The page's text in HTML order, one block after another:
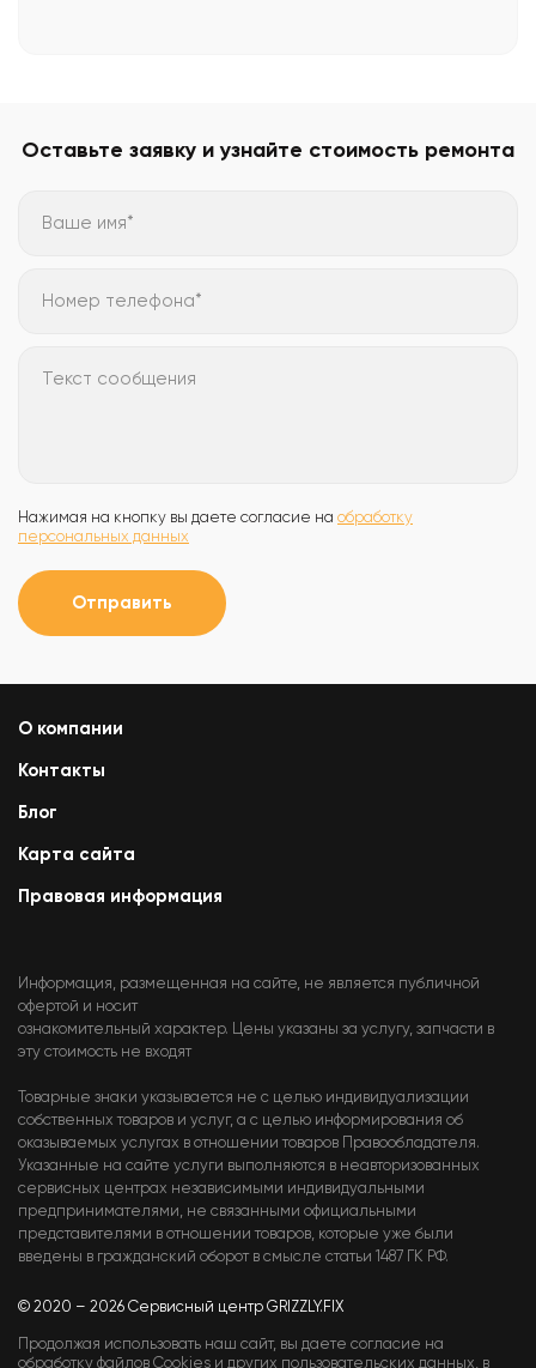
Оставьте заявку и узнайте стоимость ремонта
Ваше имя*
Номер телефона*
Текст сообщения
Нажимая на кнопку вы даете согласие на обработку
персональных данных
Отправить
О компании
Контакты
Блог
Карта сайта
Правовая информация
Информация, размещенная на сайте, не является публичной
офертой и носит
ознакомительный характер. Цены указаны за услугу, запчасти в
эту стоимость не входят
Товарные знаки указывается не с целью индивидуализации
собственных товаров и услуг, а с целью информирования об
оказываемых услугах в отношении товаров Правообладателя.
Указанные на сайте услуги выполняются в неавторизованных
сервисных центрах независимыми индивидуальными
предпринимателями, не связанными официальными
представителями в отношении товаров, которые уже были
введены в гражданский оборот в смысле статьи 1487 ГК РФ.
© 2020 – 2026 Сервисный центр GRIZZLY.FIX
Продолжая использовать наш сайт, вы даете согласие на
обработку файлов Cookies и других пользовательских данных, в